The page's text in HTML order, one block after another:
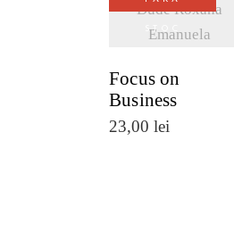
STOC
Dude Roxana
Emanuela
Focus on
Business
23,00 lei